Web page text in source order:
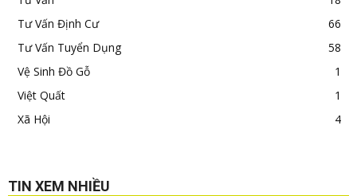
Tư Vấn Định Cư
66
Tư Vấn Tuyển Dụng
58
Vệ Sinh Đồ Gỗ
1
Việt Quất
1
Xã Hội
4
TIN XEM NHIỀU